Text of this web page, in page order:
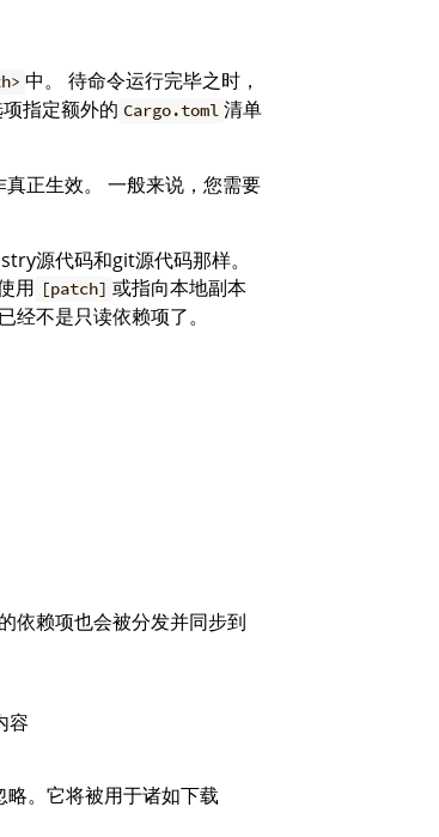
中。 待命令运行完毕之时，
指定额外的 Cargo.toml 清单
正生效。 一般来说，您需要
源代码和git源代码那样。
用 [patch] 或指向本地副本
不是只读依赖项了。
依赖项也会被分发并同步到
容
略。它将被用于诸如下载